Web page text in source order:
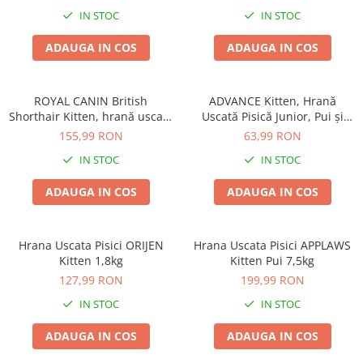
Accesorii Câini
Culcușuri & Saltele Câini
Castroane și Adapatori
Zgărzi, Lese & Hamuri
Jucării Câini
Haine Câini
Culcușuri & Saltele Pisici
Ansambluri Pisici
Castroane & Adapatori Pisici
Litiere Pisici
Jucării Pisici
Zgărzi & Hamuri
IN STOC
ADAUGA IN COS
IN STOC
ADAUGA IN COS
ROYAL CANIN British
Shorthair Kitten, hrană uscată
pisică junior, 2kg
155,99 RON
IN STOC
ADAUGA IN COS
ADVANCE Kitten, Hrană
Uscată Pisică Junior, Pui și
Orez, 1,5kg
63,99 RON
IN STOC
ADAUGA IN COS
Hrana Uscata Pisici ORIJEN
Kitten 1,8kg
127,99 RON
IN STOC
ADAUGA IN COS
Hrana Uscata Pisici APPLAWS
Kitten Pui 7,5kg
199,99 RON
IN STOC
ADAUGA IN COS